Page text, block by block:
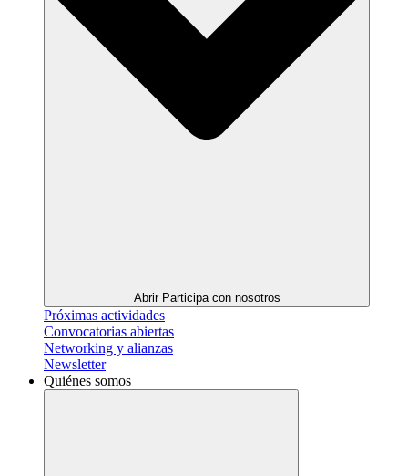
Abrir Participa con nosotros
Próximas actividades
Convocatorias abiertas
Networking y alianzas
Newsletter
Quiénes somos